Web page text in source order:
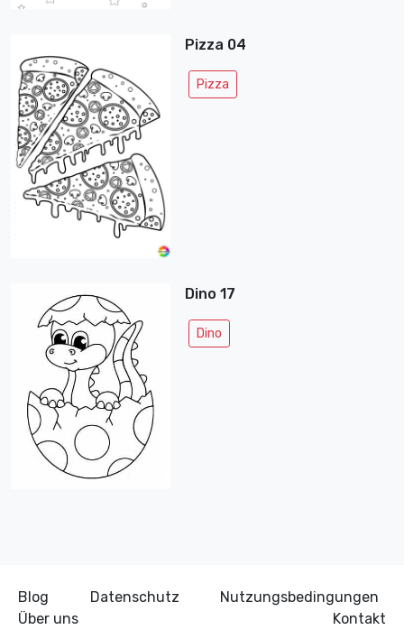
Pizza 04
Pizza
Dino 17
Dino
Blog Datenschutz
Nutzungsbedingungen
Über uns
Kontakt